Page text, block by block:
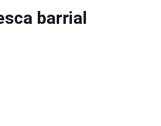
barrial